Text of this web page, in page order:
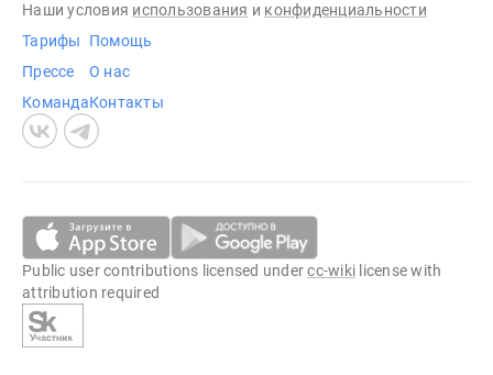
Наши условия использования и конфиденциальности
Тарифы
Прессе
Команда
Помощь
О нас
Контакты
Public user contributions licensed undercc-wiki license with
attribution required